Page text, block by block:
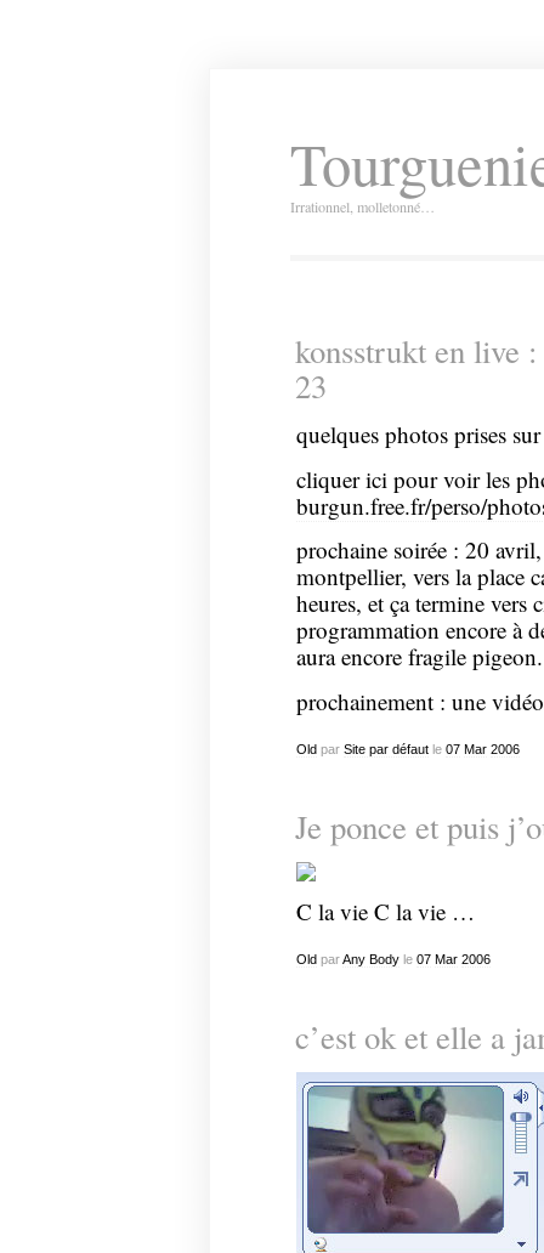
Irrationnel, molletonné…
konsstrukt en live
23
quelques photos prises
cliquer ici pour voir les
burgun.free.fr/perso/
prochaine soirée : 20
montpellier, vers la place
heures, et ça termine
programmation encore à
aura encore fragile pigeon.
prochainement : une
Oldpar Site par défautle 07 Mar 2006
Je ponce et puis
C la vie C la vie …
Old parAny Bodyle 07 Mar 2006
c’est ok et elle a